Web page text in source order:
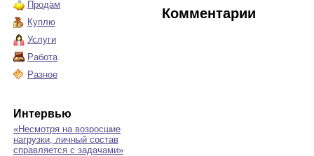
Продам
Куплю
Услуги
Работа
Разное
Интервью
«Несмотря на возросшие
нагрузки, личный состав
справляется с задачами»
Комментарии